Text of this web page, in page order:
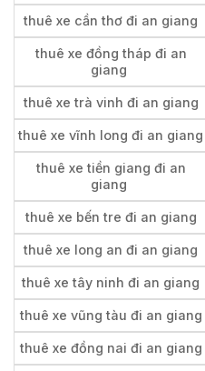
thuê xe cần thơ đi an giang
thuê xe đồng tháp đi an
giang
thuê xe trà vinh đi an giang
thuê xe vĩnh long đi an giang
thuê xe tiền giang đi an
giang
thuê xe bến tre đi an giang
thuê xe long an đi an giang
thuê xe tây ninh đi an giang
thuê xe vũng tàu đi an giang
thuê xe đồng nai đi an giang